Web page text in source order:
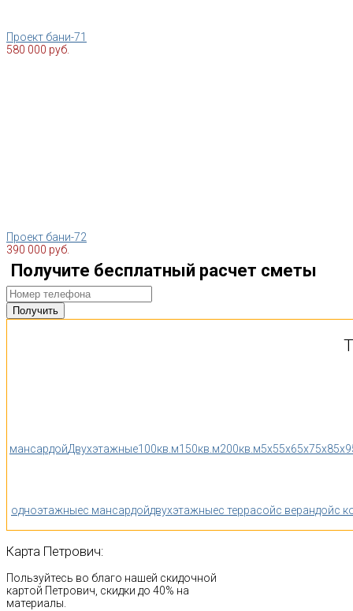
Проект бани-71
580 000 руб.
Проект бани-72
390 000 руб.
Получите бесплатный расчет сметы
мансардойДвухэтажные100кв.м150кв.м200кв.м5x55x65x75x85x9
одноэтажныес мансардойдвухэтажныес террасойс верандойс
Карта Петрович:
Пользуйтесь во благо нашей скидочной
картой Петрович, скидки до 40% на
материалы.